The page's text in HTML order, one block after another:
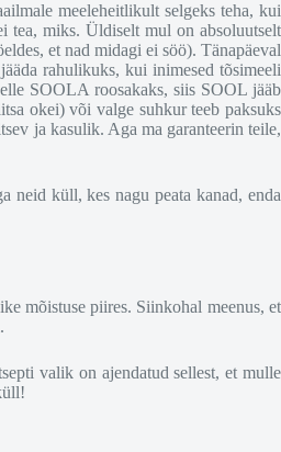
meeleheitlikult selgeks teha, kui
tea, miks. Üldiselt mul on absoluutselt
et nad midagi ei söö). Tänapäeval
rahulikuks, kui inimesed tõsimeeli
SOOLA roosakaks, siis SOOL jääb
okei) või valge suhkur teeb paksuks
ja kasulik. Aga ma garanteerin teile,
neid küll, kes nagu peata kanad, enda
mõistuse piires. Siinkohal meenus, et
valik on ajendatud sellest, et mulle